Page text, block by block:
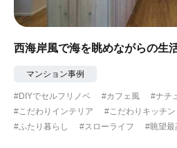
西海岸風で海を眺めながらの生
マンション事例
#DIYでセルフリノベ #カフェ風
#ナチ
#こだわりインテリア
#こだわりキッチン
#ふたり暮らし
#スローライフ #眺望最